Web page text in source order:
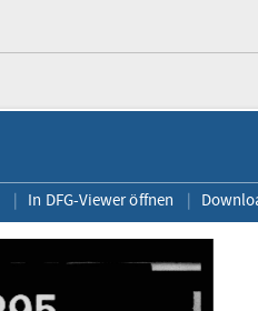
In DFG-Viewer öffnen